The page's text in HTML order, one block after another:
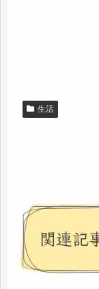
生活
関連記